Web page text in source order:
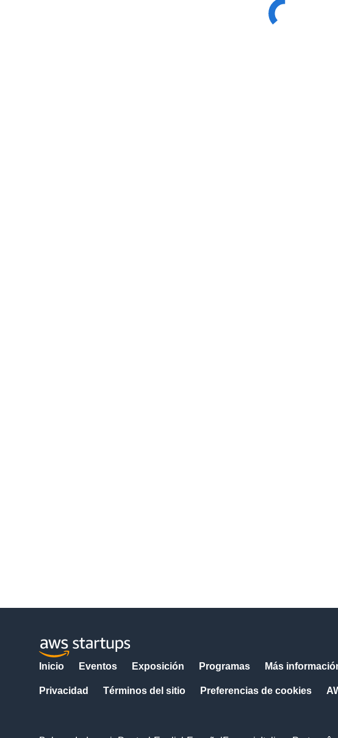
Inicio Eventos Exposición Programas Más
Privacidad Términos del sitio Preferencias de cookies